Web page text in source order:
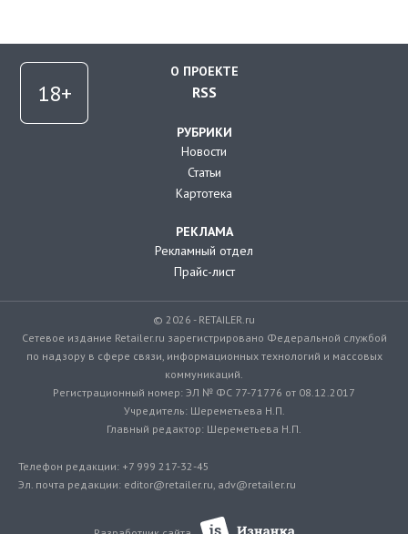
О ПРОЕКТЕ
RSS
РУБРИКИ
Новости
Статьи
Картотека
РЕКЛАМА
Рекламный отдел
Прайс-лист
© 2026 - RETAILER.ru
Сетевое издание Retailer.ru зарегистрировано Федеральной службой
по надзору в сфере связи, информационных технологий и массовых
коммуникаций.
Регистрационный номер: ЭЛ № ФС 77-71776 от 08.12.2017
Учредитель: Шереметьева Н.П.
Главный редактор: Шереметьева Н.П.
Телефон редакции: +7 999 217-32-45
Эл. почта редакции: editor@retailer.ru, adv@retailer.ru